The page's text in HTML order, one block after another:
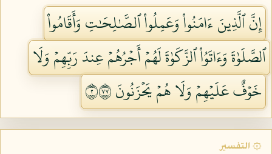
إِنَّ ٱلَّذِينَ ءَامَنُواْ وَعَمِلُواْ ٱلصَّٰلِحَٰتِ وَأَقَامُواْ
ٱلصَّلَوٰةَ وَءَاتَوُاْ ٱلزَّكَوٰةَ لَهُمۡ أَجۡرُهُمۡ عِندَ رَبِّهِمۡ وَلَا
خَوۡفٌ عَلَيۡهِمۡ وَلَا هُمۡ يَحۡزَنُونَ ٢٧٧
۞ التفسير